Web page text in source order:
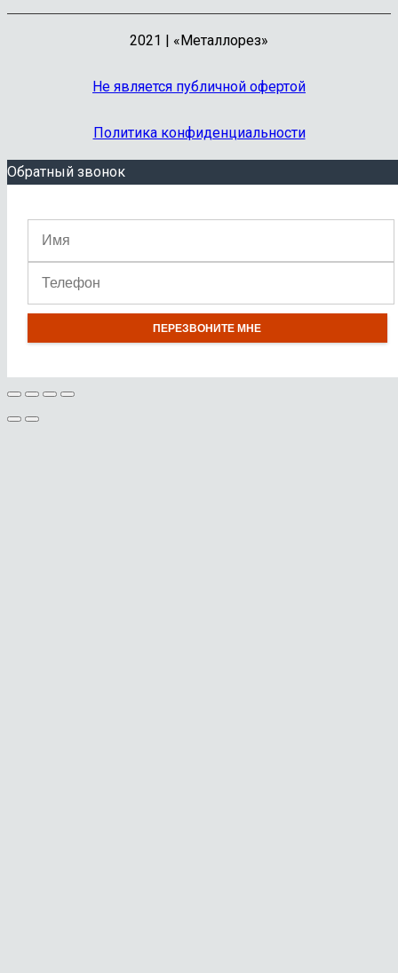
2021 | «Металлорез»
Не является публичной офертой
Политика конфиденциальности
Обратный звонок